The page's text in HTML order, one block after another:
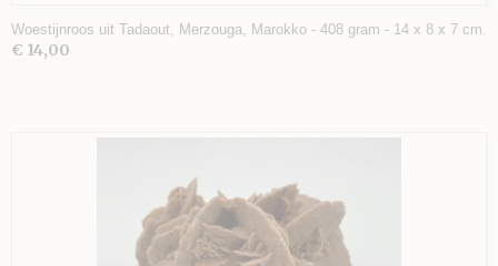
Woestijnroos uit Tadaout, Merzouga, Marokko - 408 gram - 14 x 8 x 7 cm.
€ 14,00